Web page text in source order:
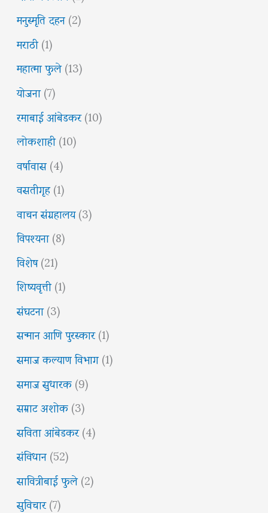
मनुस्मृति दहन(2)
मराठी(1)
महात्मा फुले(13)
योजना(7)
रमाबाई आंबेडकर(10)
लोकशाही(10)
वर्षावास(4)
वसतीगृह(1)
वाचन संग्रहालय(3)
विपश्यना(8)
विशेष(21)
शिष्यवृत्ती(1)
संघटना(3)
सन्मान आणि पुरस्कार(1)
समाज कल्याण विभाग(1)
समाज सुधारक(9)
सम्राट अशोक(3)
सविता आंबेडकर(4)
संविधान(52)
सावित्रीबाई फुले(2)
सुविचार(7)